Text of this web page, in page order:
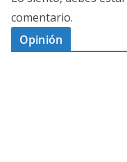
comentario.
Opinión